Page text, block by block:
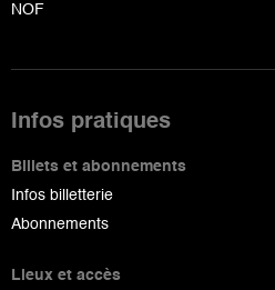
NOF
Infos pratiques
Billets et abonnements
Infos billetterie
Abonnements
Lieux et accès